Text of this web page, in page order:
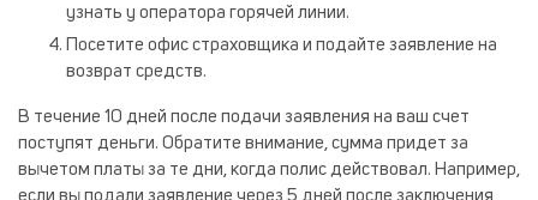
узнать у оператора горячей линии.
Посетите офис страховщика и подайте заявление на
возврат средств.
В течение 10 дней после подачи заявления на ваш счет
поступят деньги. Обратите внимание, сумма придет за
вычетом платы за те дни, когда полис действовал. Например,